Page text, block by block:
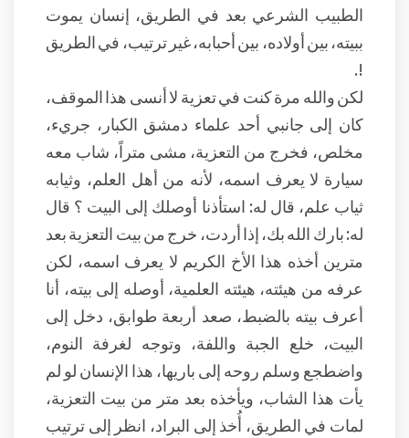
الطبيب الشرعي بعد في الطريق، إنسان يموت
ببيته، بين أولاده، بين أحبابه، غير ترتيب، في الطريق
!.
لكن والله مرة كنت في تعزية لا أنسى هذا الموقف،
كان إلى جانبي أحد علماء دمشق الكبار، جريء،
مخلص، فخرج من التعزية، مشى متراً، شاب معه
سيارة لا يعرف اسمه، لأنه من أهل العلم، وثيابه
ثياب علم، قال له: استأذنا أوصلك إلى البيت ؟ قال
له: بارك الله بك، إذا أردت، خرج من بيت التعزية بعد
مترين أخذه هذا الأخ الكريم لا يعرف اسمه، لكن
عرفه من هيئته، هيئته العلمية، أوصله إلى بيته، أنا
أعرف بيته بالضبط، صعد أربعة طوابق، دخل إلى
البيت، خلع الجبة واللفة، وتوجه لغرفة النوم،
واضطجع وسلم روحه إلى باريها، هذا الإنسان لو لم
يأت هذا الشاب، ويأخذه بعد متر من بيت التعزية،
لمات في الطريق، أُخذ إلى البراد، انظر إلى ترتيب